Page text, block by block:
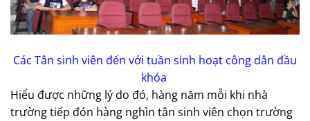
Các Tân sinh viên đến với tuần sinh hoạt công dân đầu
khóa
Hiểu được những lý do đó, hàng năm mỗi khi nhà
trường tiếp đón hàng nghìn tân sinh viên chọn trường